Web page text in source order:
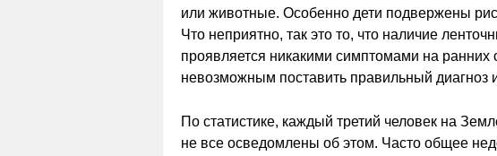
или животные. Особенно дети подвержены
Что неприятно, так это то, что наличие
проявляется никакими симптомами на ранних
невозможным поставить правильный диагноз
По статистике, каждый третий человек на
не все осведомлены об этом. Часто общее